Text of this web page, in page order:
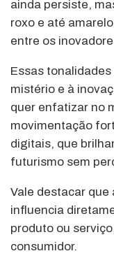
ainda persiste,
roxo e até
entre os
Essas
mistério e à
quer enfatizar no
movimentação
digitais, que
futurismo sem
Vale destacar
influencia
produto ou
consumidor.